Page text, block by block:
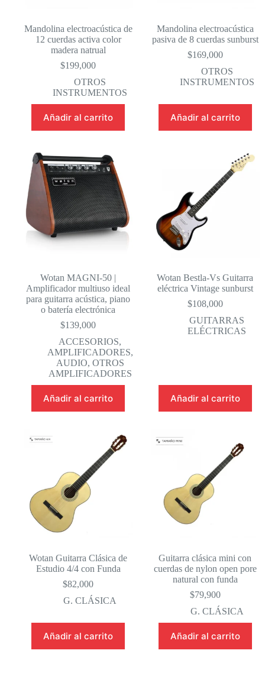
Mandolina electroacústica de
12 cuerdas activa color
madera natrual
$199,000
OTROS
INSTRUMENTOS
Añadir al carrito
Mandolina electroacústica
pasiva de 8 cuerdas sunburst
$169,000
OTROS
INSTRUMENTOS
Añadir al carrito
Wotan MAGNI-50 |
Amplificador multiuso ideal
para guitarra acústica, piano
o batería electrónica
$139,000
ACCESORIOS,
AMPLIFICADORES,
AUDIO, OTROS
AMPLIFICADORES
Añadir al carrito
Wotan Bestla-Vs Guitarra
eléctrica Vintage sunburst
$108,000
GUITARRAS
ELÉCTRICAS
Añadir al carrito
Wotan Guitarra Clásica de
Estudio 4/4 con Funda
$82,000
G. CLÁSICA
Añadir al carrito
Guitarra clásica mini con
cuerdas de nylon open pore
natural con funda
$79,900
G. CLÁSICA
Añadir al carrito